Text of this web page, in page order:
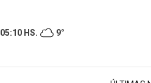
05:10 HS. 9°